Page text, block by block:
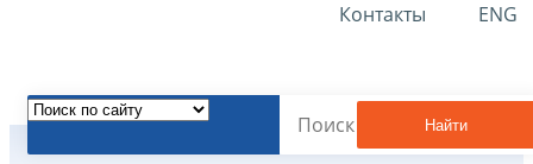
Контакты ENG
Найти